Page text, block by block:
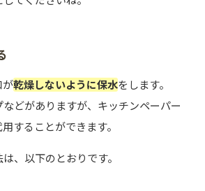
が乾燥しないように保水をします。
どがありますが、キッチンペーパー
することができます。
、以下のとおりです。